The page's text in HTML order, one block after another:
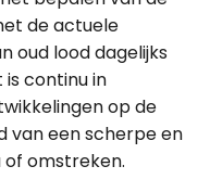
de actuele
oud lood dagelijks
continu in
op de
van een scherpe en
of omstreken.